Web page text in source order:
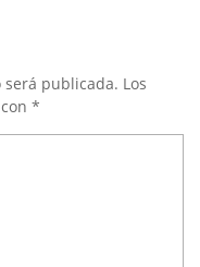
publicada. Los
*